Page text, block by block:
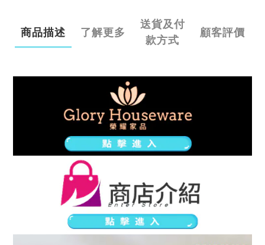
商品描述 了解更多
送貨及付
款方式
顧客評價